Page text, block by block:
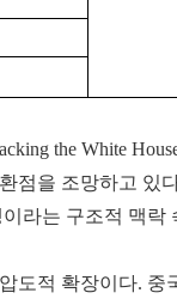
the White
을 조망하고 있
라는 구조적 맥
도적 확장이다.